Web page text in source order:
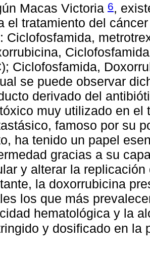
Macas Victoria 6,
el tratamiento del
Ciclofosfamida,
Ciclofosfamida,
se puede observar
derivado del
muy utilizado en el
famoso por su
ha tenido un papel
gracias a su
y alterar la
la doxorrubicina
los que más
hematológica y la
y dosificado en la